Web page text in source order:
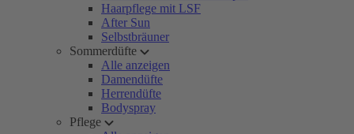
Haarpflege mit LSF
After Sun
Selbstbräuner
Sommerdüfte
Alle anzeigen
Damendüfte
Herrendüfte
Bodyspray
Pflege